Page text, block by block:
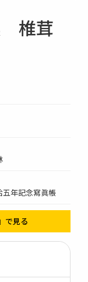
椎茸
五年記念寫眞帳
で見る